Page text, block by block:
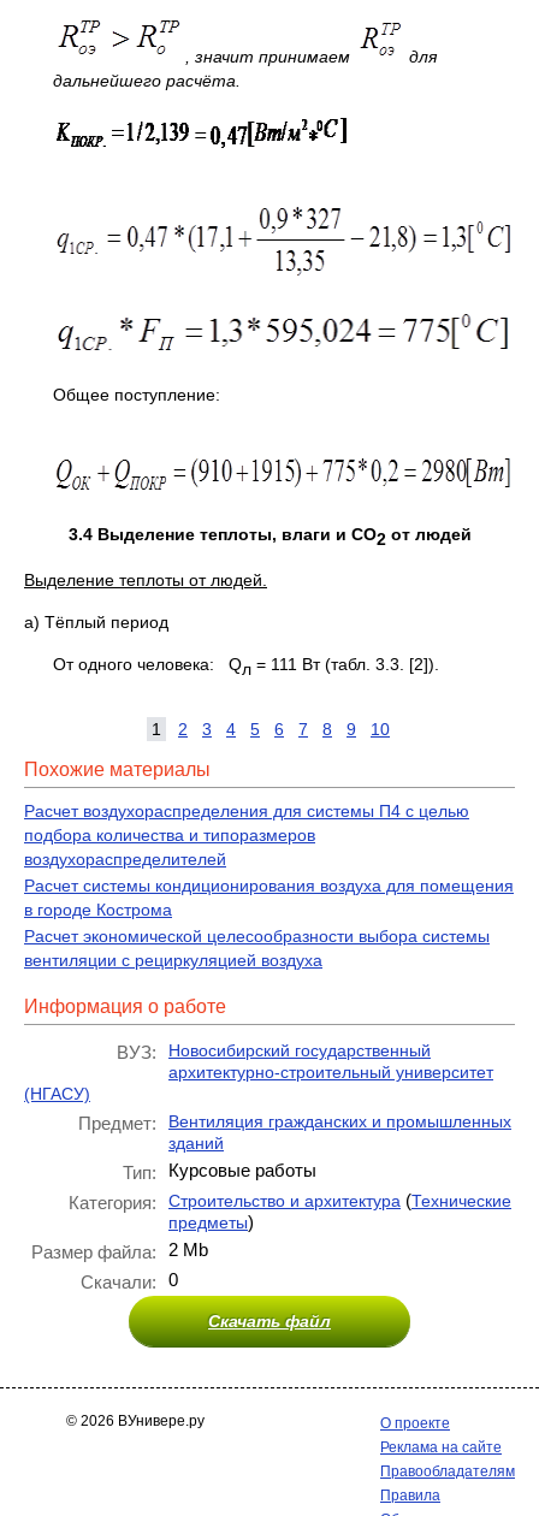
, значит принимаем
для
дальнейшего расчёта.
Общее поступление:
3.4Выделение теплоты, влаги и СО2 от людей
Выделение теплоты от людей.
а) Тёплый период
От одного человека: Qл = 111 Вт (табл. 3.3. [2]).
1 2 3 4 5 6 7 8 9 10
Похожие материалы
Расчет воздухораспределения для системы П4 с целью
подбора количества и типоразмеров
воздухораспределителей
Расчет системы кондиционирования воздуха для помещения
в городе Кострома
Расчет экономической целесообразности выбора системы
вентиляции с рециркуляцией воздуха
Информация о работе
ВУЗ:
Новосибирский государственный
архитектурно-строительный университет
(НГАСУ)
Предмет:
Вентиляция гражданских и промышленных
зданий
Тип:
Курсовые работы
Категория:
Строительство и архитектура (Технические
предметы)
Размер файла:
2 Mb
Скачали:
0
Скачать файл
© 2026 ВУнивере.ру
О проекте
Реклама на сайте
Правообладателям
Правила